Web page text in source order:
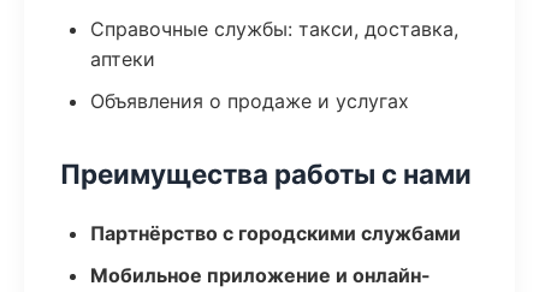
Справочные службы: такси, доставка,
аптеки
Объявления о продаже и услугах
Преимущества работы с нами
Партнёрство с городскими службами
Мобильное приложение и онлайн-